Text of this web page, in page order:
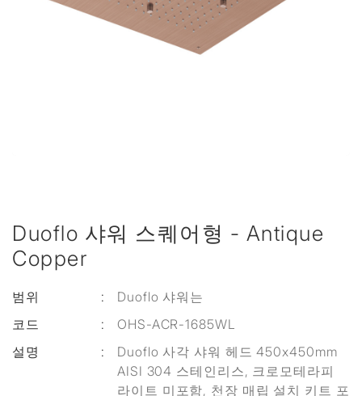
Duoflo 샤워 스퀘어형 - Antique
Copper
범위 :
Duoflo 샤워는
코드
:
OHS-ACR-1685WL
설명
:
Duoflo 사각 샤워 헤드 450x450mm
AISI 304 스테인리스, 크로모테라피
라이트 미포함, 천장 매립 설치 키트 포